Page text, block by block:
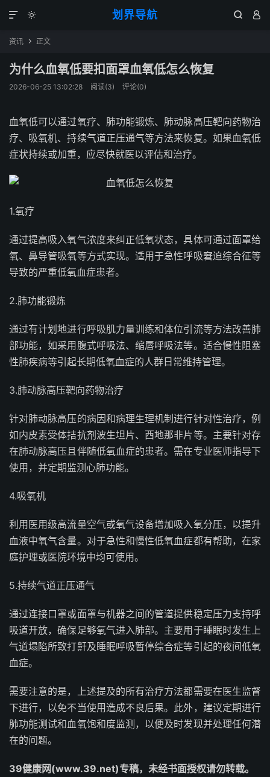
划界导航
  

资讯  正文
为什么血氧低要扣面罩血氧低怎么恢复
2026-06-25 13:02:28 阅读(3) 评论(0)
血氧低可以通过氧疗、肺功能锻炼、肺动脉高压靶向药物治
疗、吸氧机、持续气道正压通气等方法来恢复。如果血氧低
症状持续或加重，应尽快就医以评估和治疗。
1.氧疗
通过提高吸入氧气浓度来纠正低氧状态，具体可通过面罩给
氧、鼻导管吸氧等方式实现。适用于急性呼吸窘迫综合征等
导致的严重低氧血症患者。
2.肺功能锻炼
通过有计划地进行呼吸肌力量训练和体位引流等方法改善肺
部功能，如采用腹式呼吸法、缩唇呼吸法等。适合慢性阻塞
性肺疾病等引起长期低氧血症的人群日常维持管理。
3.肺动脉高压靶向药物治疗
针对肺动脉高压的病因和病理生理机制进行针对性治疗，例
如内皮素受体拮抗剂波生坦片、西地那非片等。主要针对存
在肺动脉高压且伴随低氧血症的患者。需在专业医师指导下
使用，并定期监测心肺功能。
4.吸氧机
利用医用级高流量空气或氧气设备增加吸入氧分压，以提升
血液中氧气含量。对于急性和慢性低氧血症都有帮助，在家
庭护理或医院环境中均可使用。
5.持续气道正压通气
通过连接口罩或面罩与机器之间的管道提供稳定压力支持呼
吸道开放，确保足够氧气进入肺部。主要用于睡眠时发生上
气道塌陷所致打鼾及睡眠呼吸暂停综合症等引起的夜间低氧
血症。
需要注意的是，上述提及的所有治疗方法都需要在医生监督
下进行，以免不当使用造成不良后果。此外，建议定期进行
肺功能测试和血氧饱和度监测，以便及时发现并处理任何潜
在的问题。
39健康网(www.39.net)专稿，未经书面授权请勿转载。